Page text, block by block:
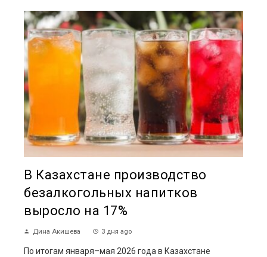
В Казахстане производство
безалкогольных напитков
выросло на 17%
Дина Акишева 3 дня ago
По итогам января–мая 2026 года в Казахстане